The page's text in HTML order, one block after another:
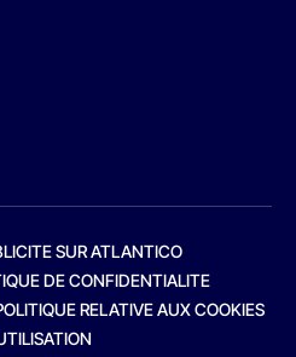
SUR ATLANTICO
DE CONFIDENTIALITE
RELATIVE AUX COOKIES